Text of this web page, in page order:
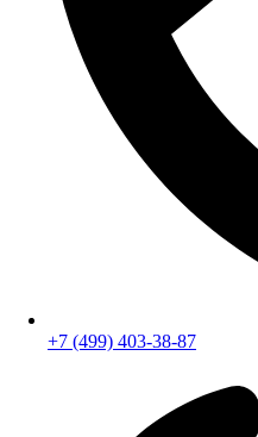
+7 (499) 403-38-87